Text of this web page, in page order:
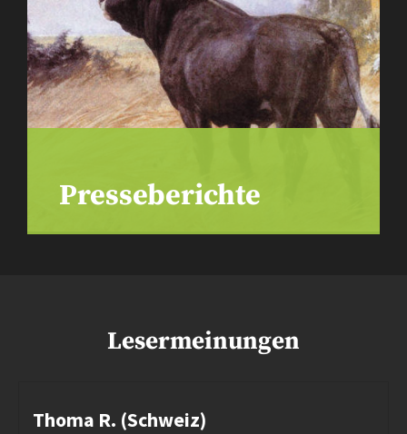
Presseberichte
Lesermeinungen
Thoma R. (Schweiz)